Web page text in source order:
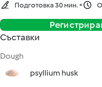
Подготовка 30 мин.
Съставки
Dough
psyllium husk